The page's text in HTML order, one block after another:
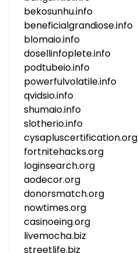
bekosunhu.info
beneficialgrandiose.info
blomaio.info
dosellinfoplete.info
podtubeio.info
powerfulvolatile.info
qvidsio.info
shumaio.info
slotherio.info
cysapluscertification.org
fortnitehacks.org
loginsearch.org
aodecor.org
donorsmatch.org
nowtimes.org
casinoeing.org
livemocha.biz
streetlife.biz